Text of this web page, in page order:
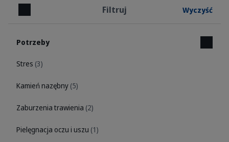
Zamknij Filtruj Wyczyść
Potrzeby
Stres (3)
Kamień nazębny (5)
Zaburzenia trawienia (2)
Pielęgnacja oczu i uszu (1)